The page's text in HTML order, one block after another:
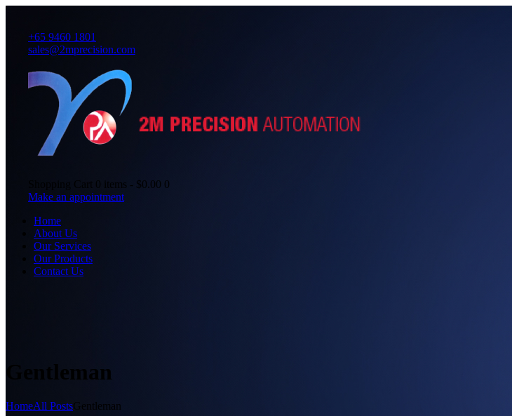
+65 9460 1801
sales@2mprecision.com
0 items - $0.00 0
Make an appointment
Home
About Us
Our Services
Our Products
Contact Us
Gentleman
HomeAll PostsGentleman